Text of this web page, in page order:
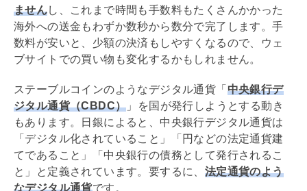
ませんし、これまで時間も手数料もたくさんかかった
海外への送金もわずか数秒から数分で完了します。手
数料が安いと、少額の決済もしやすくなるので、ウェ
ブサイトでの買い物も変化するかもしれません。
ステーブルコインのようなデジタル通貨「 中央銀行デ
ジタル通貨（CBDC） 」を国が発行しようとする動き
もあります。日銀によると、中央銀行デジタル通貨は
「デジタル化されていること」「円などの法定通貨建
てであること」「中央銀行の債務として発行されるこ
と」と定義されています。要するに、 法定通貨のよう
なデジタル通貨です。